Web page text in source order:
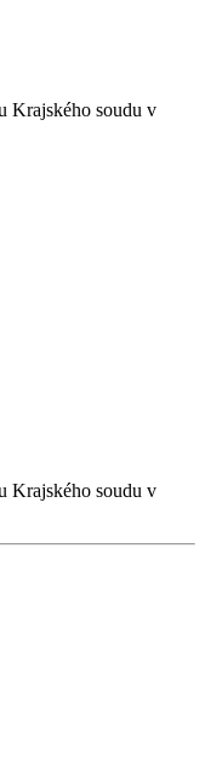
Krajského soudu v
Krajského soudu v